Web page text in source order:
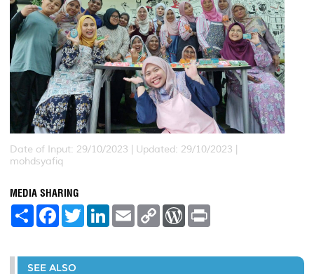
Date of Input: 29/10/2023 | Updated: 29/10/2023 |
mohdsyafiq
MEDIA SHARING
S
e
F
a
b
o
T
w
t
L
e
E
m
l
C
L
W
P
t
SEE ALSO